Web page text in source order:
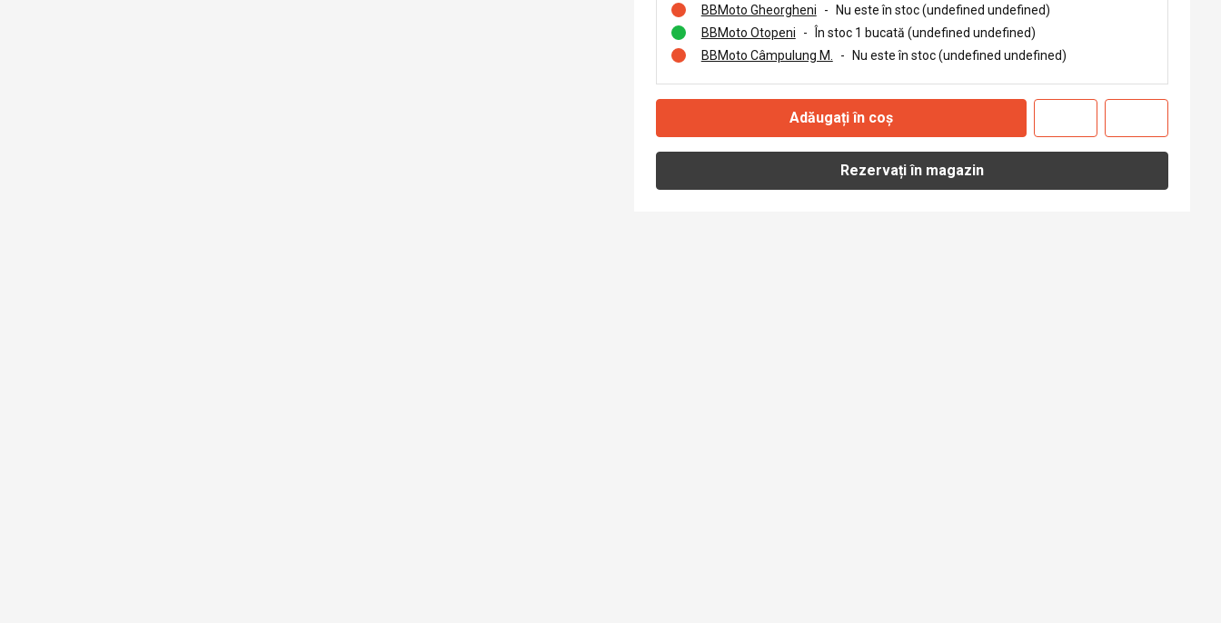
BBMoto Gheorgheni
-
Nu este în stoc (undefined undefined)
BBMoto Otopeni
-
În stoc 1 bucată (undefined undefined)
BBMoto Câmpulung M.
- Nu este în stoc (undefined undefined)
Adăugați în coș
Rezervați în magazin